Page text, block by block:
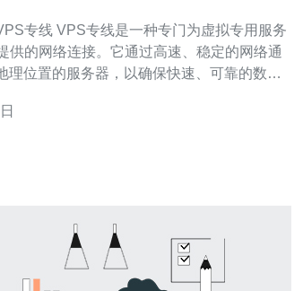
专门为虚拟专用服务
供的网络连接。它通过高速、稳定的网络通
理位置的服务器，以确保快速、可靠的数据
基础设施和通信技术。新加坡是东南亚的互